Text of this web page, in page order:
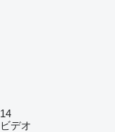
14
ビデオ